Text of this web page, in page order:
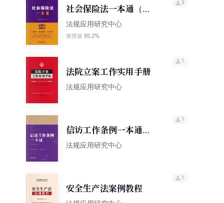
社会保险法一本通（第
10版）
法规应用研究中心
推荐值 85.2%
2
法院立案工作实用手册
法规应用研究中心
1
信访工作条例一本通
（第八版）（修订版）
法规应用研究中心
1
安全生产法案例教程
1